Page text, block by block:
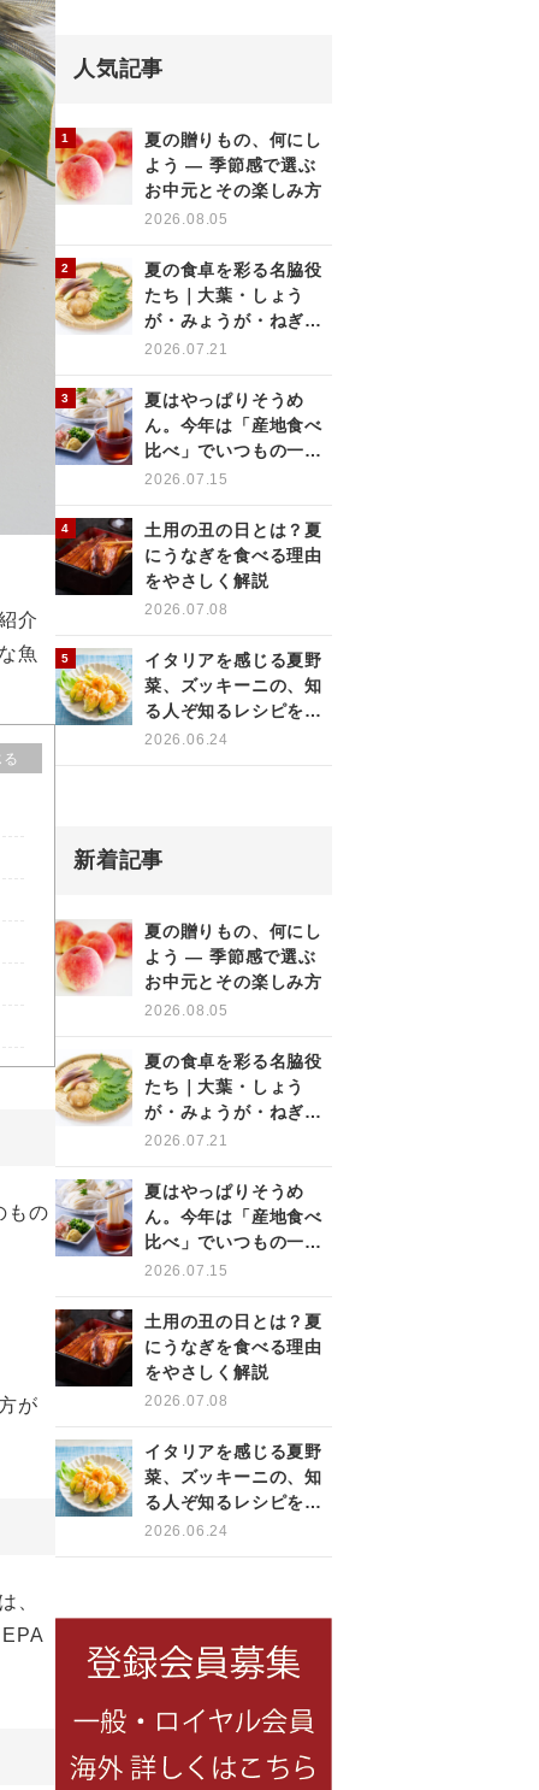
介
魚
もの
が
、
人気記事
夏の贈りもの、何にし
よう ― 季節感で選ぶ
お中元とその楽しみ方
2026.08.05
夏の食卓を彩る名脇役
たち｜大葉・しょう
が・みょうが・ねぎの
薬味を使いこなす
2026.07.21
夏はやっぱりそうめ
ん。今年は「産地食べ
比べ」でいつもの一杯
をもっと楽しく
2026.07.15
土用の丑の日とは？夏
にうなぎを食べる理由
をやさしく解説
2026.07.08
イタリアを感じる夏野
菜、ズッキーニの、知
る人ぞ知るレシピをご
紹介！
2026.06.24
新着記事
夏の贈りもの、何にし
よう ― 季節感で選ぶ
お中元とその楽しみ方
2026.08.05
夏の食卓を彩る名脇役
たち｜大葉・しょう
が・みょうが・ねぎの
薬味を使いこなす
2026.07.21
夏はやっぱりそうめ
ん。今年は「産地食べ
比べ」でいつもの一杯
をもっと楽しく
2026.07.15
土用の丑の日とは？夏
にうなぎを食べる理由
をやさしく解説
2026.07.08
イタリアを感じる夏野
菜、ズッキーニの、知
る人ぞ知るレシピをご
紹介！
2026.06.24